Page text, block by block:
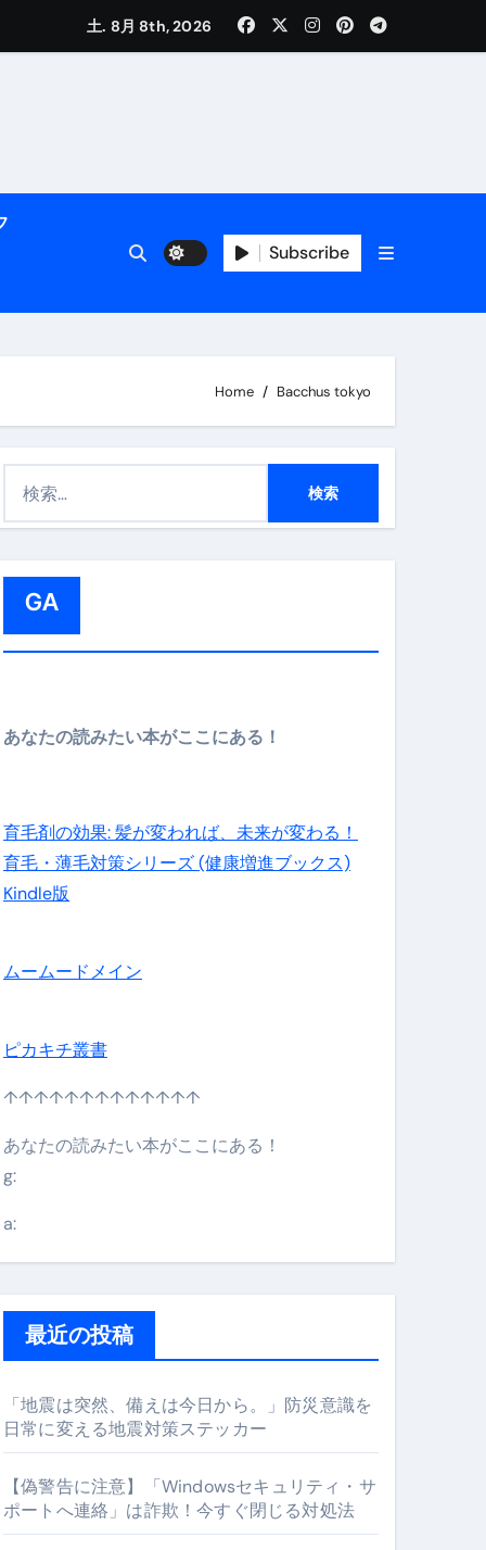
説
き | ダイエット中の食事
ン】
の先さらに貧しくなります。【 竹花貴騎 切り抜き 会社員
土. 8月 8th, 2026
Subscribe
Home Bacchus tokyo
GA
あなたの読みたい本がここにある！
育毛剤の効果: 髪が変われば、未来が変わる！
育毛・薄毛対策シリーズ (健康増進ブックス)
Kindle版
ムームードメイン
ピカキチ叢書
↑↑↑↑↑↑↑↑↑↑↑↑↑
あなたの読みたい本がここにある！
g:
a:
最近の投稿
「地震は突然、備えは今日から。」防災意識を
日常に変える地震対策ステッカー
【偽警告に注意】「Windowsセキュリティ・サ
ポートへ連絡」は詐欺！今すぐ閉じる対処法